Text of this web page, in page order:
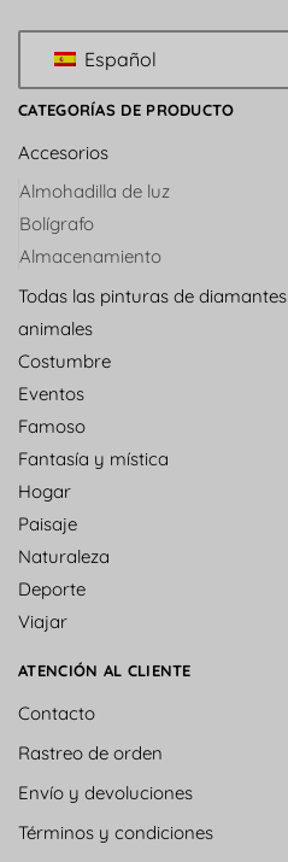
Español
CATEGORÍAS DE PRODUCTO
Accesorios
Almohadilla de luz
Bolígrafo
Almacenamiento
Todas las pinturas de diamantes
animales
Costumbre
Eventos
Famoso
Fantasía y mística
Hogar
Paisaje
Naturaleza
Deporte
Viajar
ATENCIÓN AL CLIENTE
Contacto
Rastreo de orden
Envío y devoluciones
Términos y condiciones